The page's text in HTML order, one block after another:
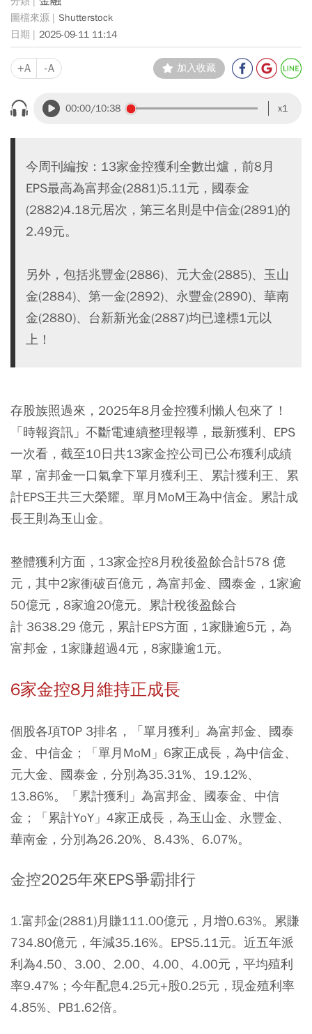
Shutterstock
2025-09-11 11:14
+A -A 加入收藏
00:00/10:38 x1
今周刊編按：13家金控獲利全數出爐，前8月
EPS最高為富邦金(2881)5.11元，國泰金
(2882)4.18元居次，第三名則是中信金(2891)的
2.49元。
另外，包括兆豐金(2886)、元大金(2885)、玉山
金(2884)、第一金(2892)、永豐金(2890)、華南
金(2880)、台新新光金(2887)均已達標1元以
上！
存股族照過來，2025年8月金控獲利懶人包來了！
「時報資訊」不斷電連續整理報導，最新獲利、EPS
一次看，截至10日共13家金控公司已公布獲利成績
單，富邦金一口氣拿下單月獲利王、累計獲利王、累
計EPS王共三大榮耀。單月MoM王為中信金。累計成
長王則為玉山金。
整體獲利方面，13家金控8月稅後盈餘合計578 億
元，其中2家衝破百億元，為富邦金、國泰金，1家逾
50億元，8家逾20億元。累計稅後盈餘合
計 3638.29 億元，累計EPS方面，1家賺逾5元，為
富邦金，1家賺超過4元，8家賺逾1元。
6家金控8月維持正成長
個股各項TOP 3排名，「單月獲利」為富邦金、國泰
金、中信金；「單月MoM」6家正成長，為中信金、
元大金、國泰金，分別為35.31%、19.12%、
13.86%。「累計獲利」為富邦金、國泰金、中信
金；「累計YoY」4家正成長，為玉山金、永豐金、
華南金，分別為26.20%、8.43%、6.07%。
金控2025年來EPS爭霸排行
1.富邦金(2881)月賺111.00億元，月增0.63%。累賺
734.80億元，年減35.16%。EPS5.11元。近五年派
利為4.50、3.00、2.00、4.00、4.00元，平均殖利
率9.47%；今年配息4.25元+股0.25元，現金殖利率
4.85%、PB1.62倍。